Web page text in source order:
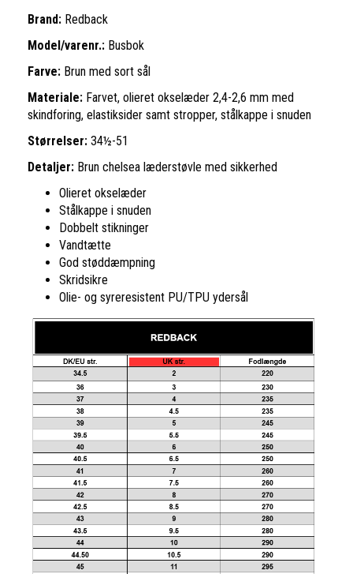
Brand: Redback
Model/varenr.: Busbok
Farve: Brun med sort sål
Materiale: Farvet, olieret okselæder 2,4-2,6 mm med
skindforing, elastiksider samt stropper, stålkappe i snuden
Størrelser: 34½-51
Detaljer: Brun chelsea læderstøvle med sikkerhed
Olieret okselæder
Stålkappe i snuden
Dobbelt stikninger
Vandtætte
God støddæmpning
Skridsikre
Olie- og syreresistent PU/TPU ydersål